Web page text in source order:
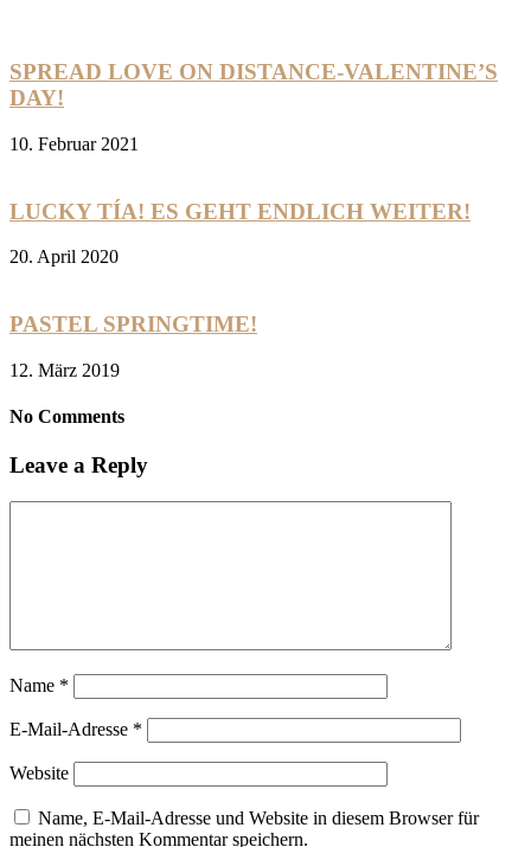
SPREAD LOVE ON DISTANCE-VALENTINE’S
DAY!
10. Februar 2021
LUCKY TÍA! ES GEHT ENDLICH WEITER!
20. April 2020
PASTEL SPRINGTIME!
12. März 2019
No Comments
Leave a Reply
Name *
E-Mail-Adresse *
Website
Name, E-Mail-Adresse und Website in diesem Browser für
meinen nächsten Kommentar speichern.